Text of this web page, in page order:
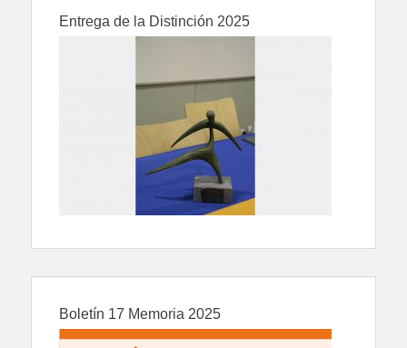
Entrega de la Distinción 2025
Boletín 17 Memoria 2025